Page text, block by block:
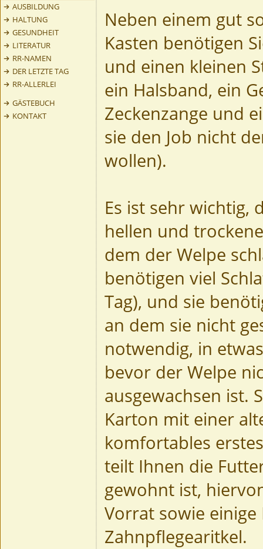
AUSBILDUNG
HALTUNG
GESUNDHEIT
LITERATUR
RR-NAMEN
DER LETZTE TAG
RR-ALLERLEI
GÄSTEBUCH
KONTAKT
Neben einem gut
Kasten benötigen
und einen kleinen
ein Halsband, ein
Zeckenzange und
sie den Job nicht
wollen).
Es ist sehr wichtig,
hellen und
dem der Welpe
benötigen viel
Tag), und sie
an dem sie nicht
notwendig, in
bevor der Welpe
ausgewachsen ist.
Karton mit einer
komfortables
teilt Ihnen die
gewohnt ist,
Vorrat sowie einige
Zahnpflegearitkel.